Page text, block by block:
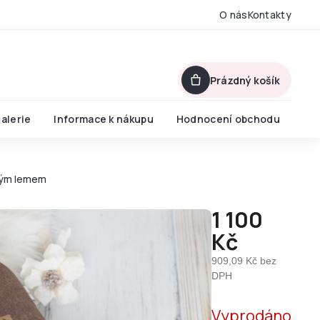
O násKontakty
Prázdný košík
Informace k nákupu Hodnocení obchodu
lemem
1 100
Kč
909,09 Kč bez
DPH
cena:
Vyprodáno